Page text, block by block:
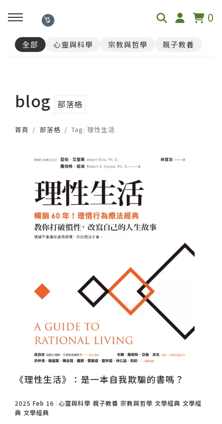
0
回主選單
榮格12原型人格測驗
全部 心靈與科學 宗教與哲學 親子教養
blog 部落格
首頁 部落格 Tag: 理性生活
《理性生活》：是一本自我欺騙的書嗎？
2025 Feb 16 心靈與科學 親子教養 宗教與哲學 文學經典 文學經
典 文學經典